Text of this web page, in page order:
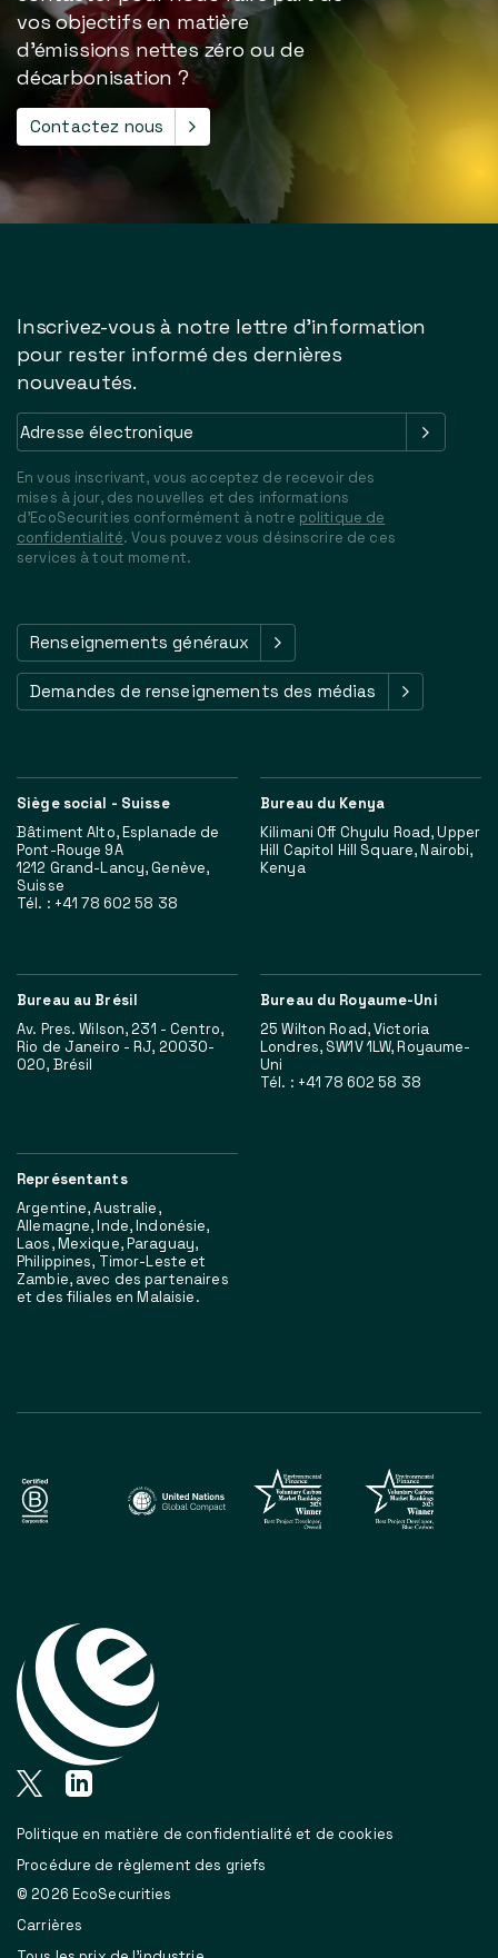
vos objectifs en matière
d'émissions nettes zéro ou de
décarbonisation ?
Contactez nous
Inscrivez-vous à notre lettre d'information
pour rester informé des dernières
nouveautés.
Adresse
électronique(Obligatoire)
En vous inscrivant, vous acceptez de recevoir des
mises à jour, des nouvelles et des informations
d'EcoSecurities conformément à notre politique de
confidentialité. Vous pouvez vous désinscrire de ces
services à tout moment.
Renseignements généraux
Demandes de renseignements des médias
Siège social - Suisse
Bâtiment Alto, Esplanade de
Pont-Rouge 9A
1212 Grand-Lancy, Genève,
Suisse
Tél. : +41 78 602 58 38
Bureau du Kenya
Kilimani Off Chyulu Road, Upper
Hill Capitol Hill Square, Nairobi,
Kenya
Bureau au Brésil
Av. Pres. Wilson, 231 - Centro,
Rio de Janeiro - RJ, 20030-
020, Brésil
Bureau du Royaume-Uni
25 Wilton Road, Victoria
Londres, SW1V 1LW, Royaume-
Uni
Tél. : +41 78 602 58 38
Représentants
Argentine, Australie,
Allemagne, Inde, Indonésie,
Laos, Mexique, Paraguay,
Philippines, Timor-Leste et
Zambie, avec des partenaires
et des filiales en Malaisie.
Politique en matière de confidentialité et de cookies
Procédure de règlement des griefs
© 2026 EcoSecurities
Carrières